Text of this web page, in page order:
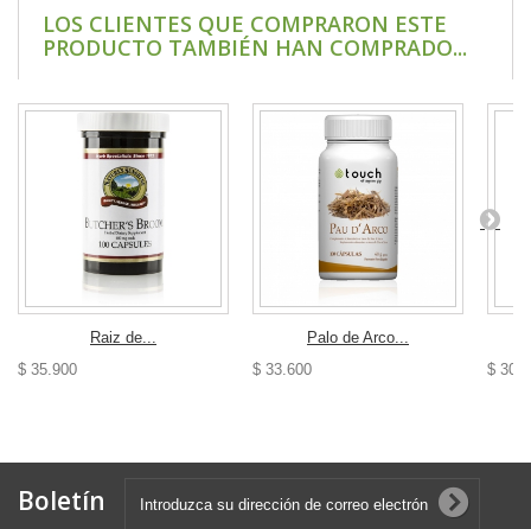
LOS CLIENTES QUE COMPRARON ESTE
PRODUCTO TAMBIÉN HAN COMPRADO...
Raiz de...
$ 35.900
Palo de Arco...
$ 33.600
$
Boletín